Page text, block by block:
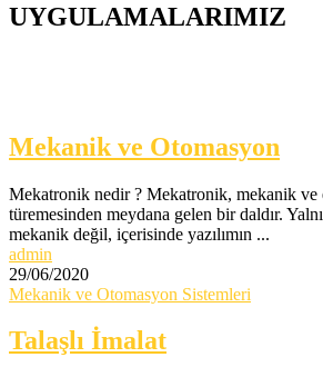
UYGULAMALARIMIZ
Mekanik ve Otomasyon
Mekatronik nedir ? Mekatronik, mekanik
türemesinden meydana gelen bir daldır.
mekanik değil, içerisinde yazılımın ...
admin
29/06/2020
Mekanik ve Otomasyon Sistemleri
Talaşlı İmalat